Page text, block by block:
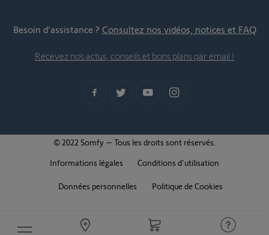
Besoin d’assistance ? Consultez nos vidéos, notices et FAQ
Recevez nos actus, conseils et bons plans par email !
© 2022 Somfy – Tous les droits sont réservés.
Informations légales
Conditions d'utilisation
Données personnelles Politique de Cookies